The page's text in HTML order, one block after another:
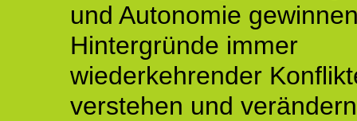
und Autonomie
Hintergründe immer
wiederkehrender
verstehen und